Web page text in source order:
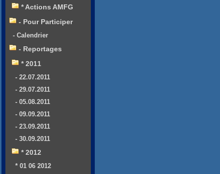
* Actions AMFG
- Pour Participer
- Calendrier
- Reportages
* 2011
- 22.07.2011
- 29.07.2011
- 05.08.2011
- 09.09.2011
- 23.09.2011
- 30.09.2011
* 2012
* 01 06 2012